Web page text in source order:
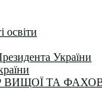
освіти
України
ТА